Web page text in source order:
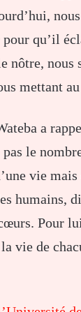
qu’il
nôtre, nous
mettant
a
le
vie
humains,
Pour
vie de